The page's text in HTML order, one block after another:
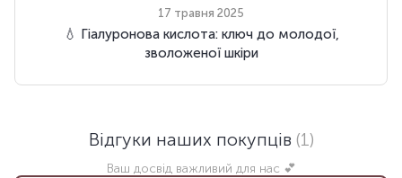
17 травня 2025
💧 Гіалуронова кислота: ключ до молодої,
зволоженої шкіри
Відгуки наших покупців (1)
Ваш досвід важливий для нас 💕